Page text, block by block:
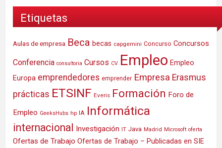
Etiquetas
Aulas de empresa Beca becas capgemini Concurso Concursos
Conferencia consultoria Cursos CV Empleo Empleo
Europa emprendedores emprender Empresa Erasmus
prácticas ETSINF Everis Formación Foro de
Empleo GeeksHubs hp IA Informática
internacional Investigación IT Java Madrid Microsoft oferta
Ofertas de Trabajo Ofertas de Trabajo – Publicadas en SIE